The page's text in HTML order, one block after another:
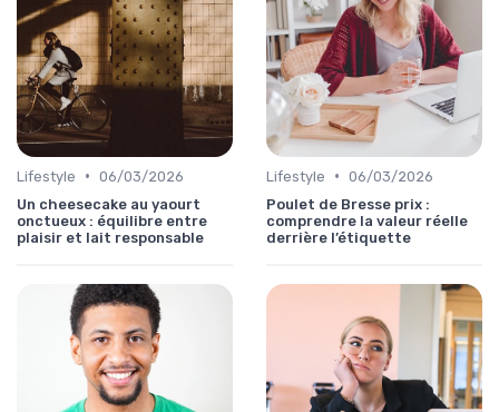
Lifestyle • 06/03/2026
Un cheesecake au yaourt
onctueux : équilibre entre
plaisir et lait responsable
Lifestyle • 06/03/2026
Poulet de Bresse prix :
comprendre la valeur réelle
derrière l’étiquette